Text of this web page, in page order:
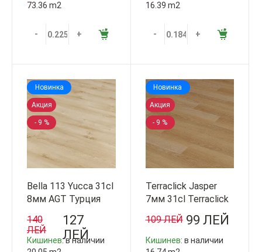
73.36 m2
- +
16.39 m2
- +
Новинка
Акция
- 9 %
Bella 113 Yucca 31cl
8мм AGT Турция
127
ЛЕЙ
140
ЛЕЙ
Кишинев: в наличии
Новинка
Акция
- 9 %
Terraclick Jasper
7мм 31cl Terraclick
99 ЛЕЙ
109 ЛЕЙ
Кишинев: в наличии